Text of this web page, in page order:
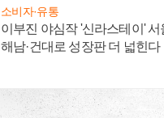
소비자·유통
이부진 야심작 '신라스테이' 서
해남·건대로 성장판 더 넓힌다